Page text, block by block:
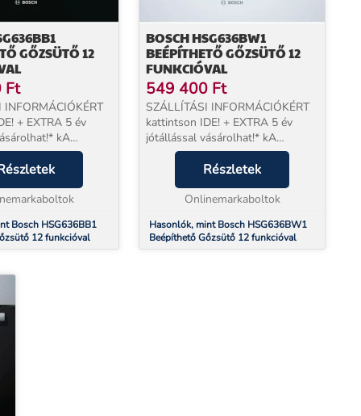
GŐZSÜTŐ 12
Ft
+ EXTRA 5 év
kA
két SAJÁT
szállítja házhoz,
az ország egész
/ S...
Bosch HSG636BB1
12 funkcióval
BOSCH HSG636BW1
BEÉPÍTHETŐ GŐZSÜTŐ 12
FUNKCIÓVAL
549 400 Ft
SZÁLLÍTÁSI INFORMÁCIÓKÉRT
kattintson IDE! + EXTRA 5 év
jótállással vásárolhat!* kA
megrendelt termékeket két SAJÁT
munkatársunk szállítja házhoz,
órapontosan, az ország egész
területén! Sütés gőz hoz...
Részletek
Onlinemarkaboltok
Hasonlók, mint Bosch HSG636BW1
Beépíthető Gőzsütő 12 funkcióval